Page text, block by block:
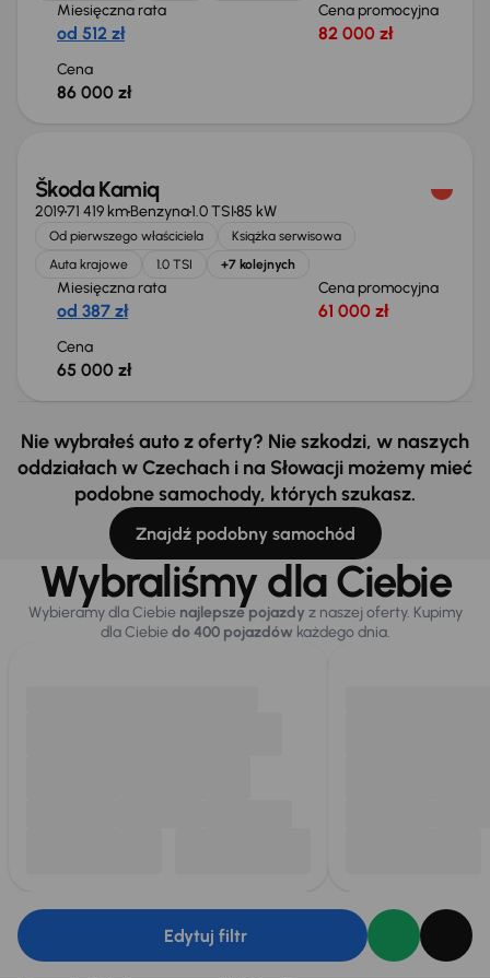
Miesięczna rata
od 512 zł
Cena promocyjna
82 000 zł
Cena
86 000 zł
Świeżo skupione
Škoda Kamiq
201971 419 kmBenzyna1.0 TSI85 kW
Od pierwszego właściciela
Książka serwisowa
Auta krajowe
1.0 TSI +7 kolejnych
Miesięczna rata
od 387 zł
Cena promocyjna
61 000 zł
Cena
65 000 zł
Nie wybrałeś auto z oferty? Nie szkodzi, w naszych
oddziałach w Czechach i na Słowacji możemy mieć
podobne samochody, których szukasz.
Znajdź podobny samochód
Wybraliśmy dla Ciebie
Wybieramy dla Ciebie najlepsze pojazdy z naszej oferty. Kupimy
dla Ciebiedo 400 pojazdówkażdego dnia.
Edytuj filtr